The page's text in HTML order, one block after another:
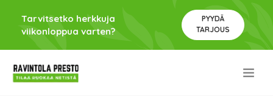
Tarvitsetko herkkuja
viikonloppua varten?
PYYDÄ
TARJOUS